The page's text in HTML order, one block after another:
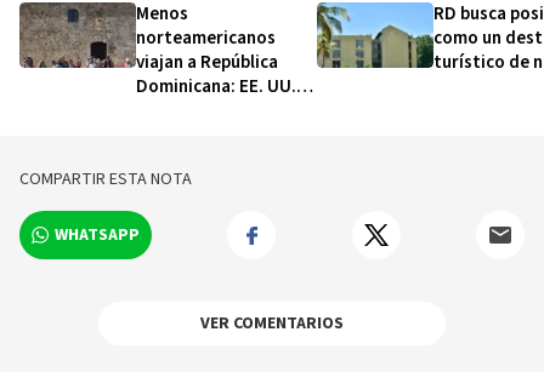
Menos
norteamericanos
viajan a República
Dominicana: EE. UU.
RD busca
como un
turístico de
COMPARTIR ESTA NOTA
WHATSAPP
VER COMENTARIOS